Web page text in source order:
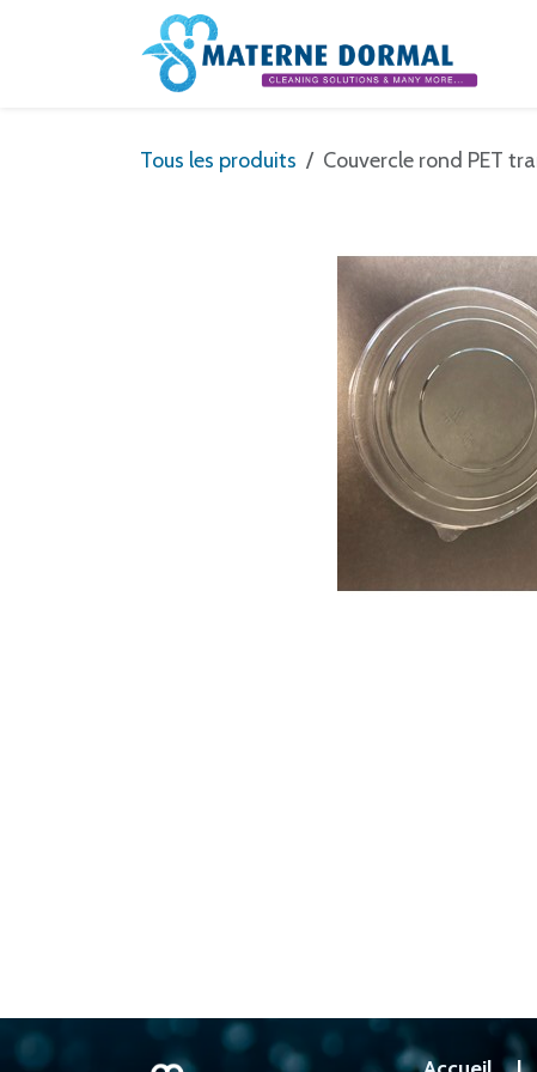
Se rendre au contenu
Tous les produits Couvercle rond PET